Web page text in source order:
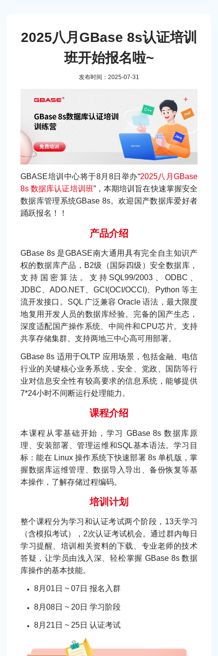
2025八月GBase 8s认证培训
班开始报名啦~
发布时间：2025-07-31
GBASE培训中心将于8月8日举办“2025八月GBase
8s 数据库认证培训班”，本期培训旨在快速掌握安全
数据库管理系统GBase 8s。欢迎国产数据库爱好者
踊跃报名！！
产品介绍
GBase 8s 是GBASE南大通用具有完全自主知识产
权的数据库产品，B2级（国际四级）安全数据库，
支持国密算法。支持SQL99/2003、ODBC、
JDBC、ADO.NET、GCI(OCI/OCCI)、Python 等主
流开发接口。SQL 广泛兼容 Oracle 语法，最大限度
地复用开发人员的数据库经验。完备的国产生态，
深度适配国产操作系统、中间件和CPU芯片。支持
共享存储集群、支持两地三中心高可用部署。
GBase 8s 适用于OLTP 应用场景，包括金融、电信
行业的关键核心业务系统，安全、党政、国防等行
业对信息安全性有较高要求的信息系统，能够提供
7*24小时不间断运行处理能力。
课程介绍
本课程从零基础开始，学习 GBase 8s 数据库原
理、安装部署、管理运维和SQL基本语法。学习目
标：能在 Linux 操作系统下快速部署 8s 单机版，掌
握数据库运维管理、数据导入导出、备份恢复等基
本操作，了解存储过程编码。
培训计划
整个课程分为学习和认证考试两个阶段，13天学习
（含模拟考试），2次认证考试机会。通过群内每日
学习提醒、培训相关资料的下载、专业老师的技术
答疑，让学员由浅入深、轻松掌握 GBase 8s 数据
库操作的基本技能。
8月01日 ~ 07日 报名入群
8月08日 ~ 20日 学习阶段
8月21日 ~ 25日 认证考试